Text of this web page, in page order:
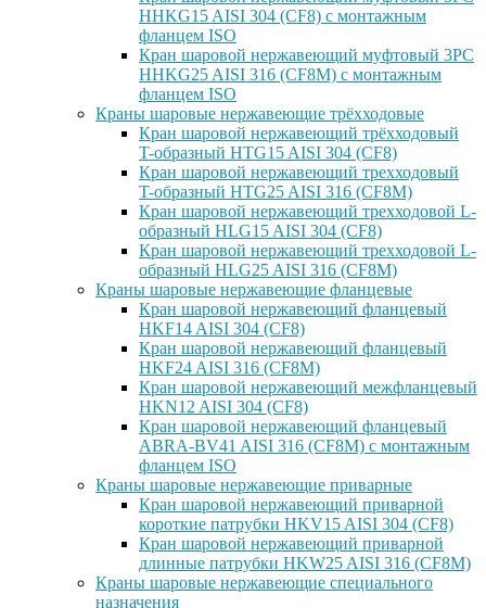
HHKG15 AISI 304 (CF8) с монтажным
фланцем ISO
Кран шаровой нержавеющий муфтовый 3PC
HHKG25 AISI 316 (CF8M) с монтажным
фланцем ISO
Краны шаровые нержавеющие трёхходовые
Кран шаровой нержавеющий трёхходовый
T-образный HTG15 AISI 304 (CF8)
Кран шаровой нержавеющий трехходовый
T-образный HTG25 AISI 316 (CF8M)
Кран шаровой нержавеющий трехходовой L-
образный HLG15 AISI 304 (CF8)
Кран шаровой нержавеющий трехходовой L-
образный HLG25 AISI 316 (CF8M)
Краны шаровые нержавеющие фланцевые
Кран шаровой нержавеющий фланцевый
HKF14 AISI 304 (CF8)
Кран шаровой нержавеющий фланцевый
HKF24 AISI 316 (CF8M)
Кран шаровой нержавеющий межфланцевый
HKN12 AISI 304 (CF8)
Кран шаровой нержавеющий фланцевый
ABRA-BV41 AISI 316 (CF8M) с монтажным
фланцем ISO
Краны шаровые нержавеющие приварные
Кран шаровой нержавеющий приварной
короткие патрубки HKV15 AISI 304 (CF8)
Кран шаровой нержавеющий приварной
длинные патрубки HKW25 AISI 316 (CF8M)
Краны шаровые нержавеющие специального
назначения